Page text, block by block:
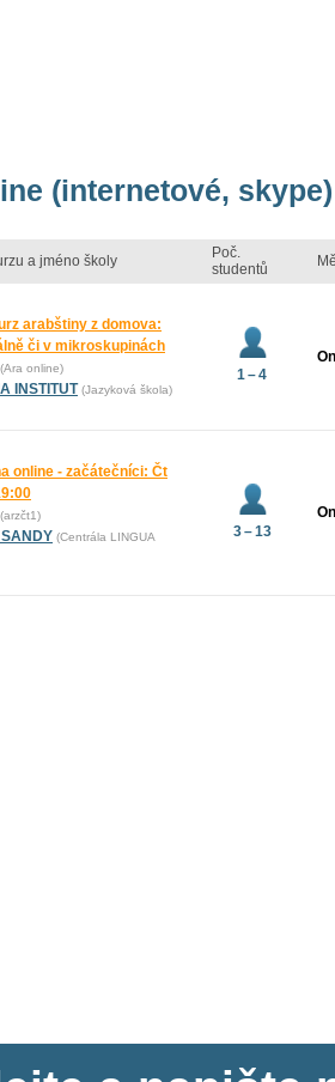
(internetové,
a jméno školy
Poč.
studentů
arabštiny z domova:
či v mikroskupinách
online)
INSTITUT (Jazyková škola)
1 – 4
online - začátečníci: Čt
(Centrála LINGUA
3 – 13